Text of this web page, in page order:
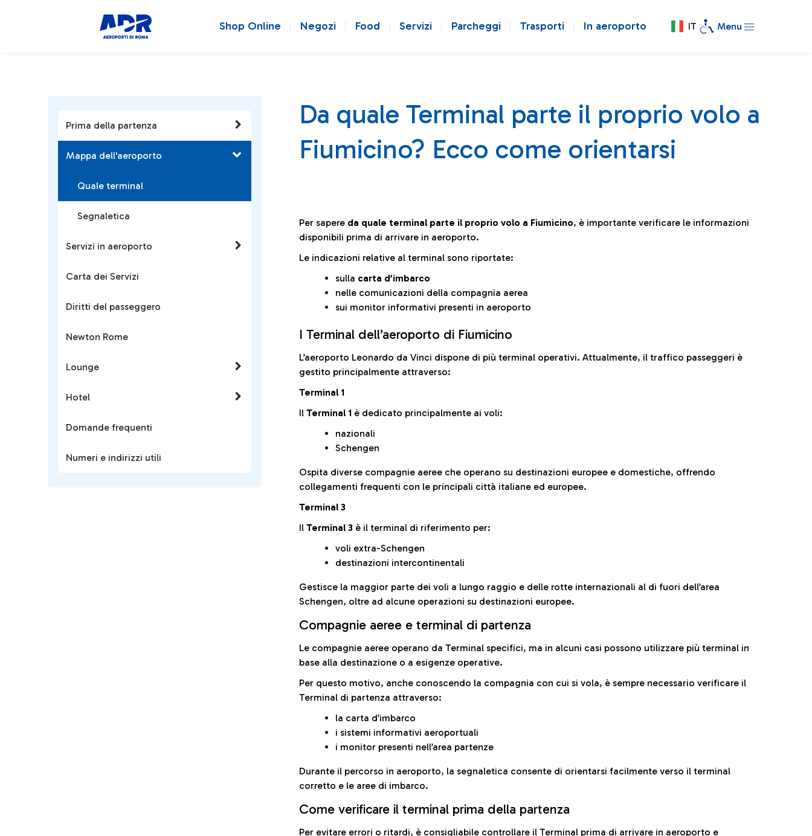
Shop Online Negozi Food Servizi Parcheggi Trasporti In aeroporto IT Menu
Prima della partenza
Mappa dell'aeroporto
Quale terminal
Segnaletica
Servizi in aeroporto
Carta dei Servizi
Diritti del passeggero
Newton Rome
Lounge
Hotel
Domande frequenti
Numeri e indirizzi utili
Da quale Terminal parte il proprio volo a
Fiumicino? Ecco come orientarsi
Per sapere da quale terminal parte il proprio volo a Fiumicino, è importante verificare le informazioni
disponibili prima di arrivare in aeroporto.
Le indicazioni relative al terminal sono riportate:
sulla carta d’imbarco
nelle comunicazioni della compagnia aerea
sui monitor informativi presenti in aeroporto
I Terminal dell’aeroporto di Fiumicino
L’aeroporto Leonardo da Vinci dispone di più terminal operativi. Attualmente, il traffico passeggeri è
gestito principalmente attraverso:
Terminal 1
Il Terminal 1 è dedicato principalmente ai voli:
nazionali
Schengen
Ospita diverse compagnie aeree che operano su destinazioni europee e domestiche, offrendo
collegamenti frequenti con le principali città italiane ed europee.
Terminal 3
Il Terminal 3 è il terminal di riferimento per:
voli extra-Schengen
destinazioni intercontinentali
Gestisce la maggior parte dei voli a lungo raggio e delle rotte internazionali al di fuori dell’area
Schengen, oltre ad alcune operazioni su destinazioni europee.
Compagnie aeree e terminal di partenza
Le compagnie aeree operano da Terminal specifici, ma in alcuni casi possono utilizzare più terminal in
base alla destinazione o a esigenze operative.
Per questo motivo, anche conoscendo la compagnia con cui si vola, è sempre necessario verificare il
Terminal di partenza attraverso:
la carta d’imbarco
i sistemi informativi aeroportuali
i monitor presenti nell’area partenze
Durante il percorso in aeroporto, la segnaletica consente di orientarsi facilmente verso il terminal
corretto e le aree di imbarco.
Come verificare il terminal prima della partenza
Per evitare errori o ritardi, è consigliabile controllare il Terminal prima di arrivare in aeroporto e